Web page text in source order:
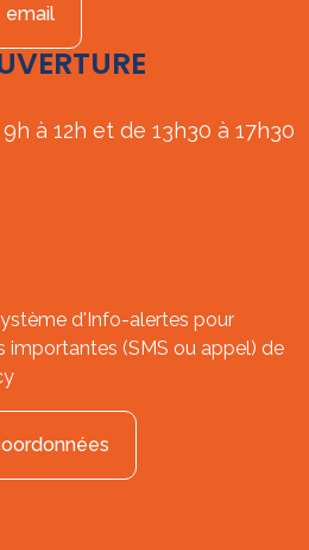
email
à 12h et de 13h30 à 17h30
d'Info-alertes pour
importantes (SMS ou appel) de